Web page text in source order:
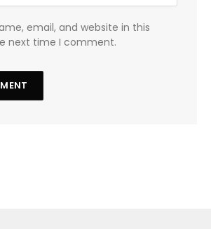
email, and website in this
next time I comment.